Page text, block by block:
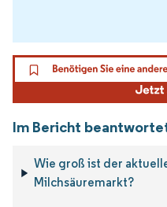
Im Bericht
Wie groß ist der
Milchsäuremarkt?